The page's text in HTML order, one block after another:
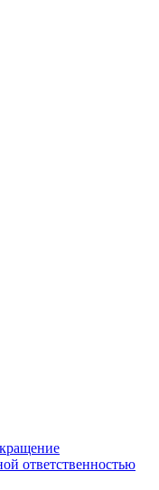
ответственностью